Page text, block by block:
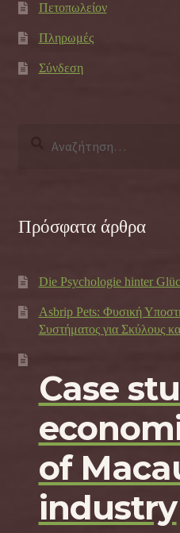
Πετοπωλείον
Πληρωμές
Σύνδεση
Πρόσφατα άρθρα
Die Psychologie hinter
Asbrip Pets: Φυσική
Συστήματος για Σκύλους
Case
of
industry